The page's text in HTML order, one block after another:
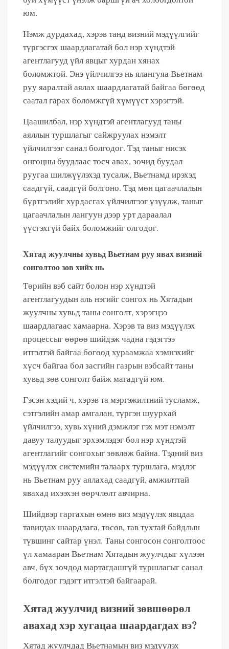
юм.
Нэмж дурдахад, хэрэв танд визний мэдүүлгийг
түргэсгэх шаардлагатай бол нэр хүндтэй
агентлагууд үйл явцыг хурдан хянах
боломжтой. Энэ үйлчилгээ нь ялангуяа Вьетнам
руу яаралтай аялах шаардлагатай байгаа бөгөөд
саатал гарах боломжгүй хүмүүст хэрэгтэй.
Цаашилбал, нэр хүндтэй агентлагууд таны
аяллын туршлагыг сайжруулах нэмэлт
үйлчилгээг санал болгодог. Тэд таныг нисэх
онгоцны буудлаас тосч авах, зочид буудал
руугаа шилжүүлэхэд тусалж, Вьетнамд ирэхэд
саадгүй, саадгүй болгоно. Тэд мөн цагаачлалын
бүртгэлийг хурдасгах үйлчилгээг үзүүлж, таныг
цагаачлалын лангуун дээр урт дараалал
үүсгэхгүй байх боломжийг олгодог.
Хятад жуулчны хувьд Вьетнам руу явах визний
сонголтоо зөв хийх нь
Төрийн вэб сайт болон нэр хүндтэй
агентлагуудын аль нэгийг сонгох нь Хятадын
жуулчны хувьд таны сонголт, хэрэгцээ
шаардлагаас хамаарна. Хэрэв та виз мэдүүлэх
процессыг өөрөө шийдэж чадна гэдэгтээ
итгэлтэй байгаа бөгөөд хураамжаа хэмнэхийг
хүсч байгаа бол засгийн газрын вэбсайт таны
хувьд зөв сонголт байж магадгүй юм.
Гэсэн хэдий ч, хэрэв та мэргэжилтний тусламж,
сэтгэлийн амар амгалан, түргэн шуурхай
үйлчилгээ, хувь хүний ​​дэмжлэг гэх мэт нэмэлт
давуу талуудыг эрхэмлэдэг бол нэр хүндтэй
агентлагийг сонгохыг зөвлөж байна. Тэдний виз
мэдүүлэх системийн талаарх туршлага, мэдлэг
нь Вьетнам руу аялахад саадгүй, амжилттай
явахад ихээхэн өөрчлөлт авчирна.
Шийдвэр гаргахын өмнө виз мэдүүлэх явцдаа
тавигдах шаардлага, төсөв, тав тухтай байдлын
түвшинг сайтар үнэл. Таны сонгосон сонголтоос
үл хамааран Вьетнам Хятадын жуулчдыг хүлээн
авч, бүх зочдод мартагдашгүй туршлагыг санал
болгодог гэдэгт итгэлтэй байгаарай.
Хятад жуулчид визний зөвшөөрөл
авахад хэр хугацаа шаардагдах вэ?
Хятад жуулчдад Вьетнамын виз мэдүүлэх